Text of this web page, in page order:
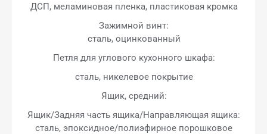
ДСП, меламиновая пленка, пластиковая кромка
Зажимной винт:
сталь, оцинкованный
Петля для углового кухонного шкафа:
сталь, никелевое покрытие
Ящик, средний:
Ящик/Задняя часть ящика/Направляющая ящика:
сталь, эпоксидное/полиэфирное порошковое